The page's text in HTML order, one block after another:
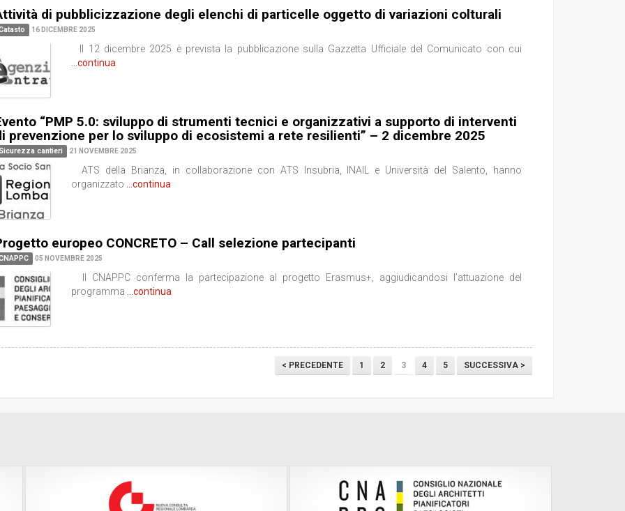
di pubblicizzazione degli elenchi di particelle oggetto di variazioni colturali
16 DICEMBRE 2025
Il 12 dicembre 2025 è prevista la pubblicazione sulla Gazzetta Ufficiale del Comunicato con cui
...continua
“PMP 5.0: sviluppo di strumenti tecnici e organizzativi a supporto di interventi
prevenzione per lo sviluppo di ecosistemi a rete resilienti” – 2 dicembre 2025
cantieri 21 NOVEMBRE 2025
ATS della Brianza, in collaborazione con ATS Insubria, INAIL e Università del Salento, hanno
organizzato
...continua
europeo CONCRETO – Call selezione partecipanti
05 NOVEMBRE 2025
Il CNAPPC conferma la partecipazione al progetto Erasmus+, aggiudicandosi l’attuazione del
programma
...continua
< PRECEDENTE 1 2 3 4 5 SUCCESSIVA >